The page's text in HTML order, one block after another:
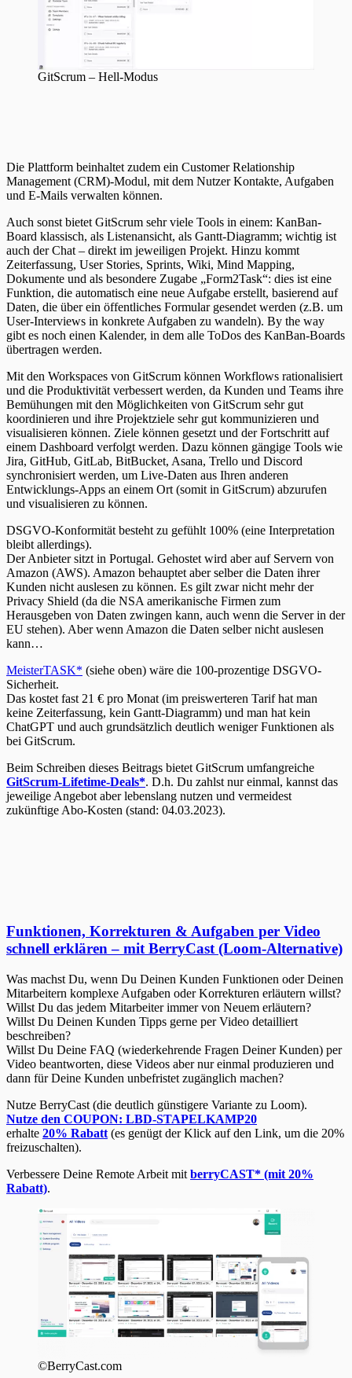
GitScrum – Hell-Modus
Die Plattform beinhaltet zudem ein Customer Relationship
Management (CRM)-Modul, mit dem Nutzer Kontakte, Aufgaben
und E-Mails verwalten können.
Auch sonst bietet GitScrum sehr viele Tools in einem: KanBan-
Board klassisch, als Listenansicht, als Gantt-Diagramm; wichtig ist
auch der Chat – direkt im jeweiligen Projekt. Hinzu kommt
Zeiterfassung, User Stories, Sprints, Wiki, Mind Mapping,
Dokumente und als besondere Zugabe „Form2Task“: dies ist eine
Funktion, die automatisch eine neue Aufgabe erstellt, basierend auf
Daten, die über ein öffentliches Formular gesendet werden (z.B. um
User-Interviews in konkrete Aufgaben zu wandeln). By the way
gibt es noch einen Kalender, in dem alle ToDos des KanBan-Boards
übertragen werden.
Mit den Workspaces von GitScrum können Workflows rationalisiert
und die Produktivität verbessert werden, da Kunden und Teams ihre
Bemühungen mit den Möglichkeiten von GitScrum sehr gut
koordinieren und ihre Projektziele sehr gut kommunizieren und
visualisieren können. Ziele können gesetzt und der Fortschritt auf
einem Dashboard verfolgt werden. Dazu können gängige Tools wie
Jira, GitHub, GitLab, BitBucket, Asana, Trello und Discord
synchronisiert werden, um Live-Daten aus Ihren anderen
Entwicklungs-Apps an einem Ort (somit in GitScrum) abzurufen
und visualisieren zu können.
DSGVO-Konformität besteht zu gefühlt 100% (eine Interpretation
bleibt allerdings).
Der Anbieter sitzt in Portugal. Gehostet wird aber auf Servern von
Amazon (AWS). Amazon behauptet aber selber die Daten ihrer
Kunden nicht auslesen zu können. Es gilt zwar nicht mehr der
Privacy Shield (da die NSA amerikanische Firmen zum
Herausgeben von Daten zwingen kann, auch wenn die Server in der
EU stehen). Aber wenn Amazon die Daten selber nicht auslesen
kann…
MeisterTASK* (siehe oben) wäre die 100-prozentige DSGVO-
Sicherheit.
Das kostet fast 21 € pro Monat (im preiswerteren Tarif hat man
keine Zeiterfassung, kein Gantt-Diagramm) und man hat kein
ChatGPT und auch grundsätzlich deutlich weniger Funktionen als
bei GitScrum.
Beim Schreiben dieses Beitrags bietet GitScrum umfangreiche
GitScrum-Lifetime-Deals*. D.h. Du zahlst nur einmal, kannst das
jeweilige Angebot aber lebenslang nutzen und vermeidest
zukünftige Abo-Kosten (stand: 04.03.2023).
Funktionen, Korrekturen & Aufgaben per Video
schnell erklären – mit BerryCast (Loom-Alternative)
Was machst Du, wenn Du Deinen Kunden Funktionen oder Deinen
Mitarbeitern komplexe Aufgaben oder Korrekturen erläutern willst?
Willst Du das jedem Mitarbeiter immer von Neuem erläutern?
Willst Du Deinen Kunden Tipps gerne per Video detailliert
beschreiben?
Willst Du Deine FAQ (wiederkehrende Fragen Deiner Kunden) per
Video beantworten, diese Videos aber nur einmal produzieren und
dann für Deine Kunden unbefristet zugänglich machen?
Nutze BerryCast (die deutlich günstigere Variante zu Loom).
Nutze den COUPON: LBD-STAPELKAMP20
erhalte 20% Rabatt (es genügt der Klick auf den Link, um die 20%
freizuschalten).
Verbessere Deine Remote Arbeit mit berryCAST* (mit 20%
Rabatt).
©BerryCast.com